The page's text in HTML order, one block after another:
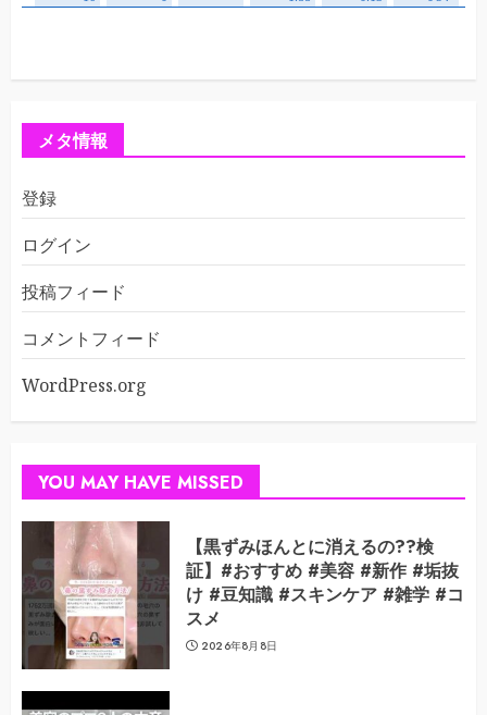
メタ情報
登録
ログイン
投稿フィード
コメントフィード
WordPress.org
YOU MAY HAVE MISSED
【黒ずみほんとに消えるの??検
証】#おすすめ #美容 #新作 #垢抜
け #豆知識 #スキンケア #雑学 #コ
スメ
2026年8月8日